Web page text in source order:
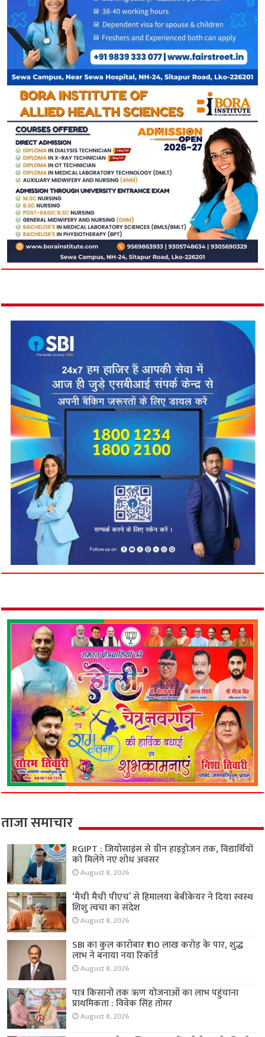
ताजा समाचार
RGIPT : जियोसाइंस से ग्रीन हाइड्रोजन तक, विद्यार्थियों
को मिलेंगे नए शोध अवसर
August 8, 2026
‘मैची मैची पीएच’ से हिमालया बेबीकेयर ने दिया स्वस्थ
शिशु त्वचा का संदेश
August 8, 2026
SBI का कुल कारोबार ₹110 लाख करोड़ के पार, शुद्ध
लाभ ने बनाया नया रिकॉर्ड
August 8, 2026
पात्र किसानों तक ऋण योजनाओं का लाभ पहुंचाना
प्राथमिकता : विवेक सिंह तोमर
August 8, 2026